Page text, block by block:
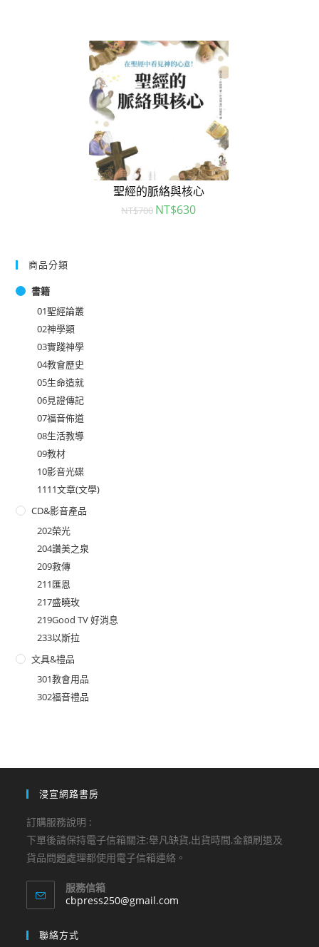
聖經的脈絡與核心
NT$700 NT$630
商品分類
書籍
01聖經論叢
02神學類
03實踐神學
04教會歷史
05生命造就
06見證傳記
07福音佈道
08生活教導
09教材
10影音光碟
1111文章(文學)
CD&影音產品
202榮光
204讚美之泉
209救傳
211匯恩
217盛曉玫
219Good TV 好消息
233以斯拉
文具&禮品
301教會用品
302福音禮品
浸宣網路書房
訂購服務說明 :
下單後請保持電子信箱關注:舉凡缺貨,出貨時間,金額刷退及
貨品問題處理都使用電子信箱連絡。
服務信箱
cbpress250@gmail.com
聯絡方式